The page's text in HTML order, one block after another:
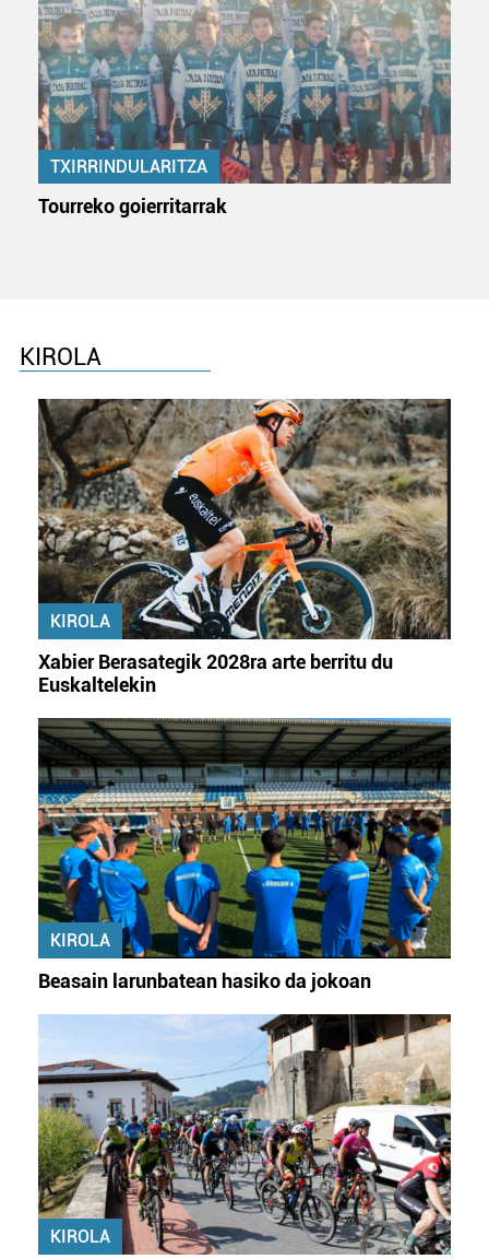
zerbitzuak hobetzeko asmoz, cookie teknologiaz
baliatzen gara. Ohar hau onartuz gero, teknologia hori
erabiltzeko baimen esplizitua ematen diguzu.Gehiago
irakurri
TXIRRINDULARITZA
Tourreko goierritarrak
KIROLA
KIROLA
Xabier Berasategik 2028ra arte berritu du
Euskaltelekin
KIROLA
Beasain larunbatean hasiko da jokoan
KIROLA